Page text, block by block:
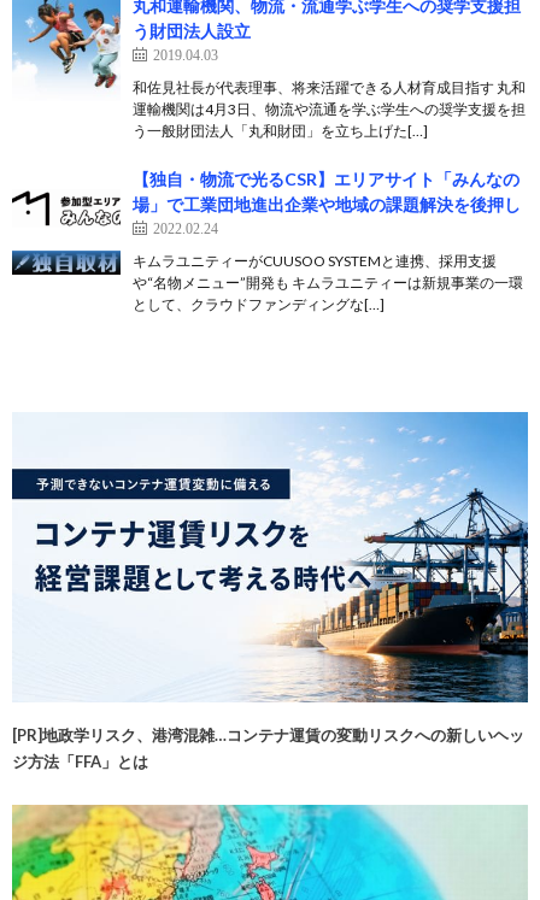
丸和運輸機関、物流・流通学ぶ学生への奨学支援担
う財団法人設立
2019.04.03
和佐見社長が代表理事、将来活躍できる人材育成目指す 丸和
運輸機関は4月3日、物流や流通を学ぶ学生への奨学支援を担
う一般財団法人「丸和財団」を立ち上げた[…]
【独自・物流で光るCSR】エリアサイト「みんなの
場」で工業団地進出企業や地域の課題解決を後押し
2022.02.24
キムラユニティーがCUUSOO SYSTEMと連携、採用支援
や“名物メニュー”開発も キムラユニティーは新規事業の一環
として、クラウドファンディングな[…]
[PR]地政学リスク、港湾混雑…コンテナ運賃の変動リスクへの新しいヘッ
ジ方法「FFA」とは